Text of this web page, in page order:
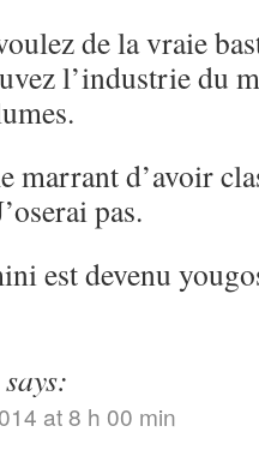
de la vraie
l’industrie du
marrant d’avoir
pas.
est devenu
says:
at 8 h 00 min